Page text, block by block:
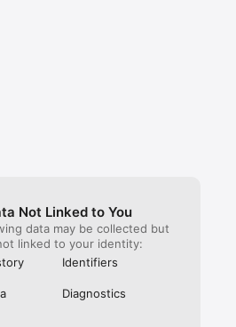
Not Linked to You
data may be collected but
linked to your identity:
Identifiers
Diagnostics